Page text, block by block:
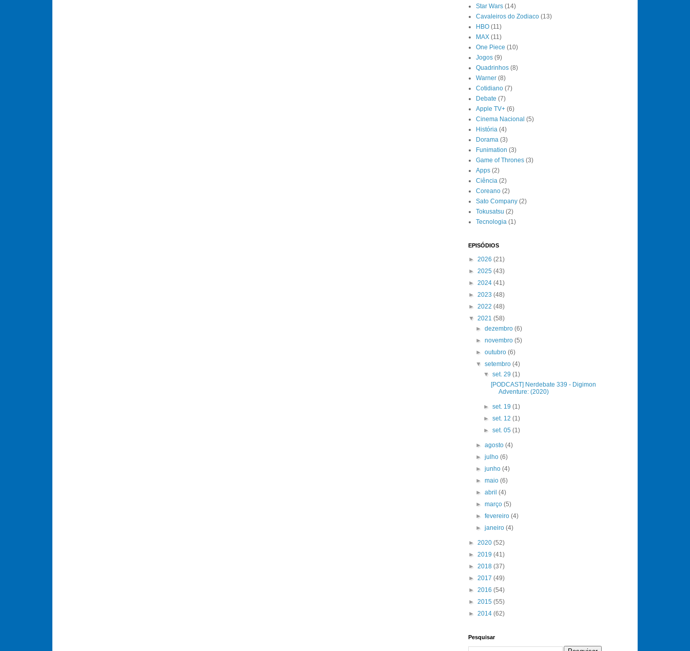
Star Wars (14)
Cavaleiros do Zodiaco (13)
HBO (11)
MAX (11)
One Piece (10)
Jogos (9)
Quadrinhos (8)
Warner (8)
Cotidiano (7)
Debate (7)
Apple TV+ (6)
Cinema Nacional (5)
História (4)
Dorama (3)
Funimation (3)
Game of Thrones (3)
Apps (2)
Ciência (2)
Coreano (2)
Sato Company (2)
Tokusatsu (2)
Tecnologia (1)
EPISÓDIOS
► 2026 (21)
► 2025 (43)
► 2024 (41)
► 2023 (48)
► 2022 (48)
▼ 2021 (58)
►dezembro(6)
►novembro(5)
►outubro(6)
▼setembro(4)
▼ set. 29 (1)
[PODCAST] Nerdebate 339 - Digimon
Adventure: (2020)
► set. 19 (1)
► set. 12 (1)
► set. 05 (1)
►agosto(4)
►julho(6)
►junho(4)
►maio(6)
►abril(4)
►março(5)
►fevereiro(4)
►janeiro(4)
► 2020 (52)
► 2019 (41)
► 2018 (37)
► 2017 (49)
► 2016 (54)
► 2015 (55)
► 2014 (62)
Pesquisar